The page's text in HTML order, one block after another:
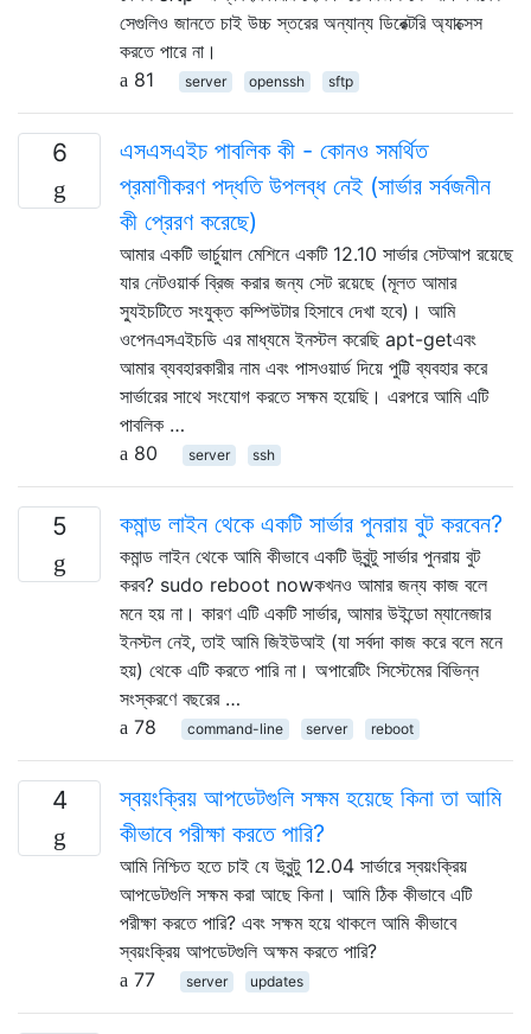
সেগুলিও জানতে চাই উচ্চ স্তরের অন্যান্য ডিরেক্টরি অ্যাক্সেস
করতে পারে না।
81
server openssh sftp
6
এসএসএইচ পাবলিক কী - কোনও সমর্থিত
প্রমাণীকরণ পদ্ধতি উপলব্ধ নেই (সার্ভার সর্বজনীন
কী প্রেরণ করেছে)
আমার একটি ভার্চুয়াল মেশিনে একটি 12.10 সার্ভার সেটআপ রয়েছে
যার নেটওয়ার্ক ব্রিজ করার জন্য সেট রয়েছে (মূলত আমার
স্যুইচটিতে সংযুক্ত কম্পিউটার হিসাবে দেখা হবে)। আমি
ওপেনএসএইচডি এর মাধ্যমে ইনস্টল করেছি apt-getএবং
আমার ব্যবহারকারীর নাম এবং পাসওয়ার্ড দিয়ে পুট্টি ব্যবহার করে
সার্ভারের সাথে সংযোগ করতে সক্ষম হয়েছি। এরপরে আমি এটি
পাবলিক …
80
server ssh
5 কমান্ড লাইন থেকে একটি সার্ভার পুনরায় বুট করবেন?
কমান্ড লাইন থেকে আমি কীভাবে একটি উবুন্টু সার্ভার পুনরায় বুট
করব? sudo reboot nowকখনও আমার জন্য কাজ বলে
মনে হয় না। কারণ এটি একটি সার্ভার, আমার উইন্ডো ম্যানেজার
ইনস্টল নেই, তাই আমি জিইউআই (যা সর্বদা কাজ করে বলে মনে
হয়) থেকে এটি করতে পারি না। অপারেটিং সিস্টেমের বিভিন্ন
সংস্করণে বছরের …
78
command-line server reboot
4
স্বয়ংক্রিয় আপডেটগুলি সক্ষম হয়েছে কিনা তা আমি
কীভাবে পরীক্ষা করতে পারি?
আমি নিশ্চিত হতে চাই যে উবুন্টু 12.04 সার্ভারে স্বয়ংক্রিয়
আপডেটগুলি সক্ষম করা আছে কিনা। আমি ঠিক কীভাবে এটি
পরীক্ষা করতে পারি? এবং সক্ষম হয়ে থাকলে আমি কীভাবে
স্বয়ংক্রিয় আপডেটগুলি অক্ষম করতে পারি?
77
server updates